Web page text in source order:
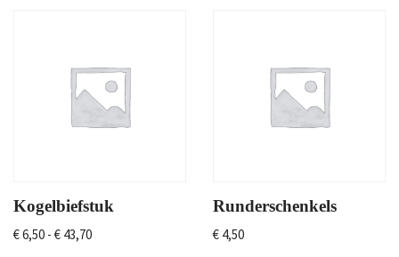
Kogelbiefstuk
€6,50 - € 43,70
Runderschenkels
€ 4,50